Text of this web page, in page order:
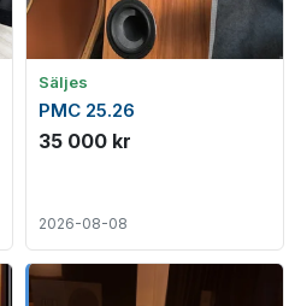
Säljes
PMC 25.26
35 000 kr
2026-08-08